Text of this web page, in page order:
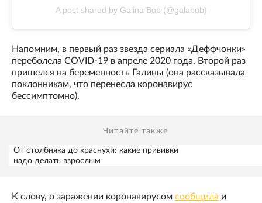
A post shared by Galina Bob (@galabob)
Напомним, в первый раз звезда сериала «Деффчонки»
переболела COVID-19 в апреле 2020 года. Второй раз
пришелся на беременность Галины (она рассказывала
поклонникам, что перенесла коронавирус
бессимптомно).
Читайте также
От столбняка до краснухи: какие прививки
надо делать взрослым
К слову, о заражении коронавирусом сообщила и